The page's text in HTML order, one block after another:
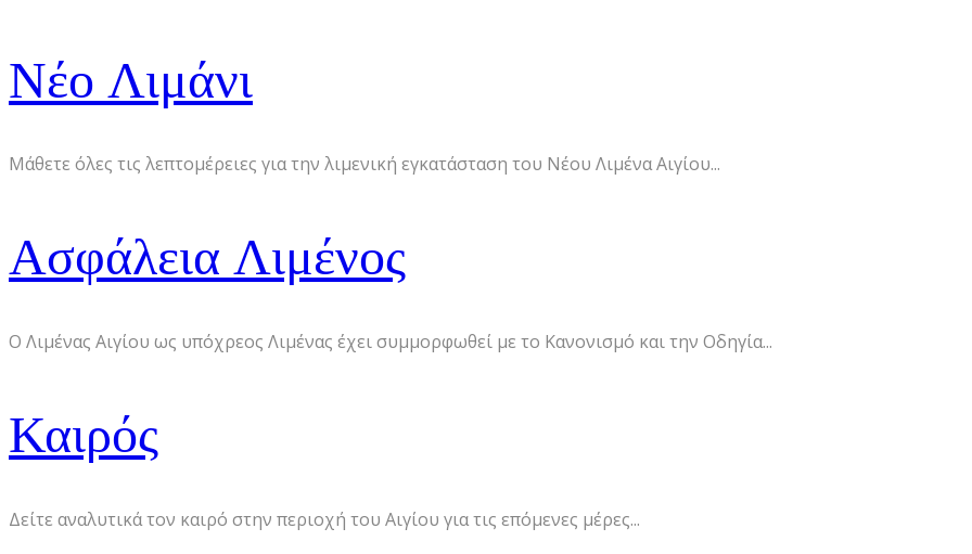
Νέο Λιμάνι
Μάθετε όλες τις λεπτομέρειες για την λιμενική εγκατάσταση του Νέου Λιμένα Αιγίου...
Ασφάλεια Λιμένος
Ο Λιμένας Αιγίου ως υπόχρεος Λιμένας έχει συμμορφωθεί με το Κανονισμό και την Οδηγία...
Καιρός
Δείτε αναλυτικά τον καιρό στην περιοχή του Αιγίου για τις επόμενες μέρες...